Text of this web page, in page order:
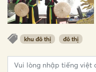
khu đô thị đô thị